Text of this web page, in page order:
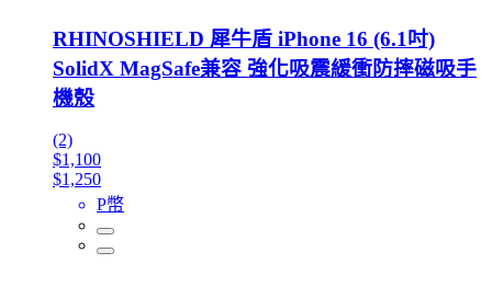
RHINOSHIELD 犀牛盾 iPhone 16 (6.1吋)
SolidX MagSafe兼容 強化吸震緩衝防摔磁吸手
機殼
(2)
$1,100
$1,250
P幣